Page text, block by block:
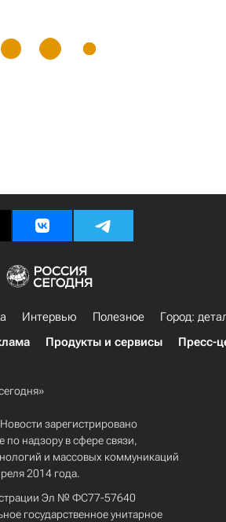
Интервью Полезное
Город:
Продукты и сервисы Пресс-
зарегистрировано
по надзору в сфере связи,
и массовых коммуникаций
2014 года.
Эл № ФС77-57640
государственное унитарное